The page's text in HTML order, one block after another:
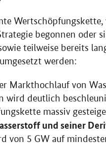
begonnen oder
teilweise bereits
werden:
Markthochlauf von
wird deutlich
massiv
und seiner
von 5 GW auf